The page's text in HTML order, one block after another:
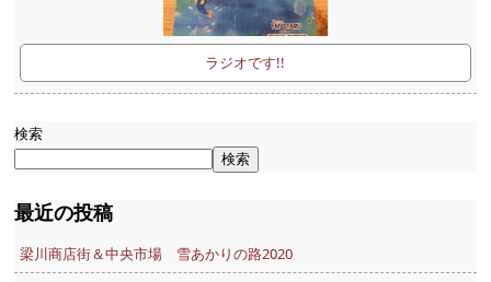
ラジオです!!
検索
検索
最近の投稿
梁川商店街＆中央市場 雪あかりの路2020